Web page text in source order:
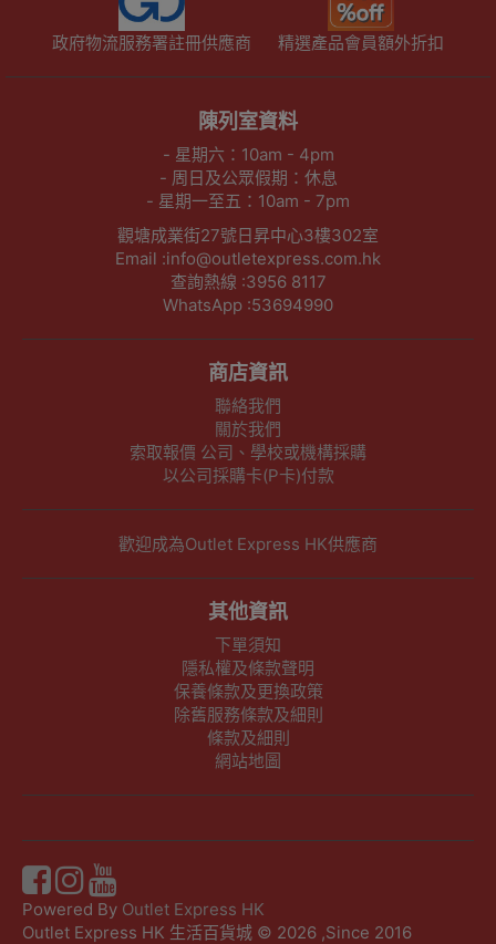
政府物流服務署註冊供應商 精選產品會員額外折扣
陳列室資料
- 星期六：10am - 4pm
- 周日及公眾假期：休息
- 星期一至五：10am - 7pm
觀塘成業街27號日昇中心3樓302室
Email :info@outletexpress.com.hk
查詢熱線 :3956 8117
WhatsApp :53694990
商店資訊
聯絡我們
關於我們
索取報價 公司、學校或機構採購
以公司採購卡(P卡)付款
歡迎成為Outlet Express HK供應商
其他資訊
下單須知
隱私權及條款聲明
保養條款及更換政策
除舊服務條款及細則
條款及細則
網站地圖
Powered By Outlet Express HK
Outlet Express HK 生活百貨城 © 2026 ,Since 2016